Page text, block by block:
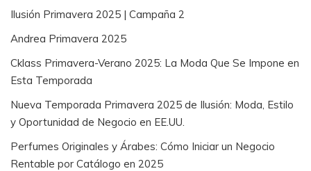
Ilusión Primavera 2025 | Campaña 2
Andrea Primavera 2025
Cklass Primavera-Verano 2025: La Moda Que Se Impone en
Esta Temporada
Nueva Temporada Primavera 2025 de Ilusión: Moda, Estilo
y Oportunidad de Negocio en EE.UU.
Perfumes Originales y Árabes: Cómo Iniciar un Negocio
Rentable por Catálogo en 2025